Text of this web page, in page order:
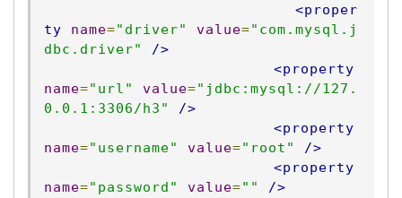
<proper
ty
name="driver" value="com.mysql.j
dbc.driver"
/>
<property
name="url" value="jdbc:mysql://127.
0.0.1:3306/h3"
/>
<property
name="username" value="root"
/>
<property
name="password" value=""
/>